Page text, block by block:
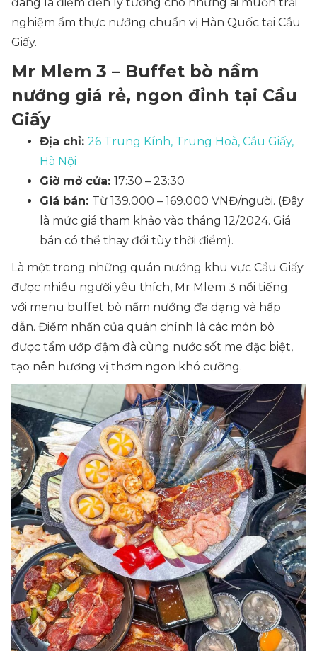
nghiệm ẩm thực nướng chuẩn vị Hàn Quốc tại Cầu
Giấy.
Mr Mlem 3 – Buffet bò nầm
nướng giá rẻ, ngon đỉnh tại Cầu
Giấy
Địa chỉ: 26 Trung Kính, Trung Hoà, Cầu Giấy,
Hà Nội
Giờ mở cửa: 17:30 – 23:30
Giá bán: Từ 139.000 – 169.000 VNĐ/người. (Đây
là mức giá tham khảo vào tháng 12/2024. Giá
bán có thể thay đổi tùy thời điểm).
Là một trong những quán nướng khu vực Cầu Giấy
được nhiều người yêu thích, Mr Mlem 3 nổi tiếng
với menu buffet bò nầm nướng đa dạng và hấp
dẫn. Điểm nhấn của quán chính là các món bò
được tẩm ướp đậm đà cùng nước sốt me đặc biệt,
tạo nên hương vị thơm ngon khó cưỡng.